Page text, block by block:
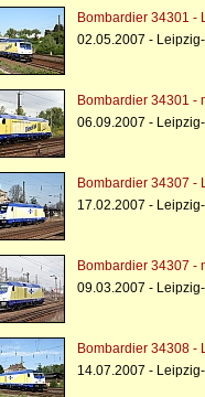
Bombardier 34301 -
02.05.2007 -
Bombardier 34301 -
06.09.2007 -
Bombardier 34307 -
17.02.2007 -
Bombardier 34307 -
09.03.2007 -
Bombardier 34308 -
14.07.2007 -